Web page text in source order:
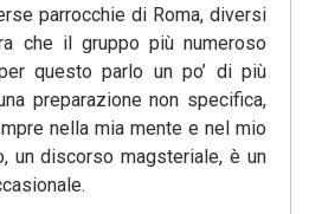
parrocchie di Roma, diversi
che il gruppo più numeroso
questo parlo un po’ di più
preparazione non specifica,
nella mia mente e nel mio
un discorso magsteriale, è un